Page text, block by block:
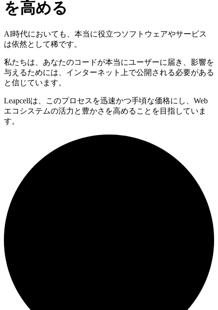
を高める
AI時代においても、本当に役立つソフトウェアやサービス
は依然として稀です。
私たちは、あなたのコードが本当にユーザーに届き、影響を
与えるためには、インターネット上で公開される必要がある
と信じています。
Leapcellは、このプロセスを迅速かつ手頃な価格にし、Web
エコシステムの活力と豊かさを高めることを目指していま
す。